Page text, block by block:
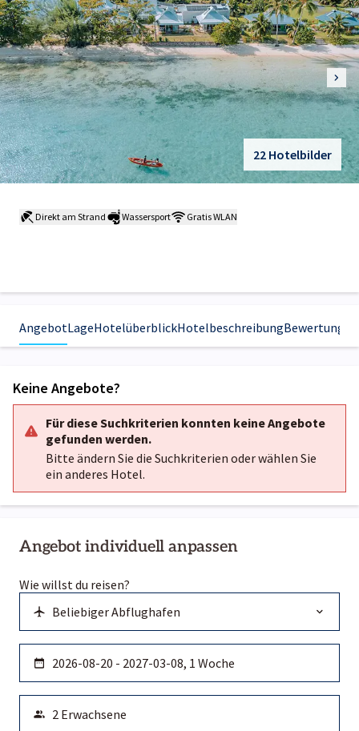
22 Hotelbilder
Direkt am Strand Wassersport Gratis WLAN
AngebotLageHotelüberblickHotelbeschreibungBewertungen
Angebot individuell anpassen
Wie willst du reisen?
Keine Angebote?
Für diese Suchkriterien konnten keine Angebote
gefunden werden.
Bitte ändern Sie die Suchkriterien oder wählen Sie
ein anderes Hotel.